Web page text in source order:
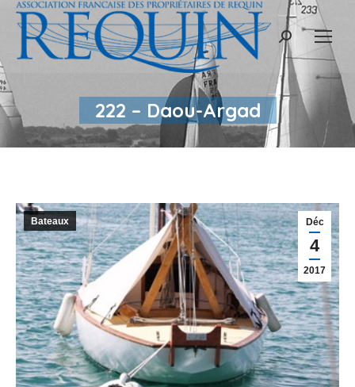
Recherche
222 – Daou-Argad
Déc
4
2017
Bateaux